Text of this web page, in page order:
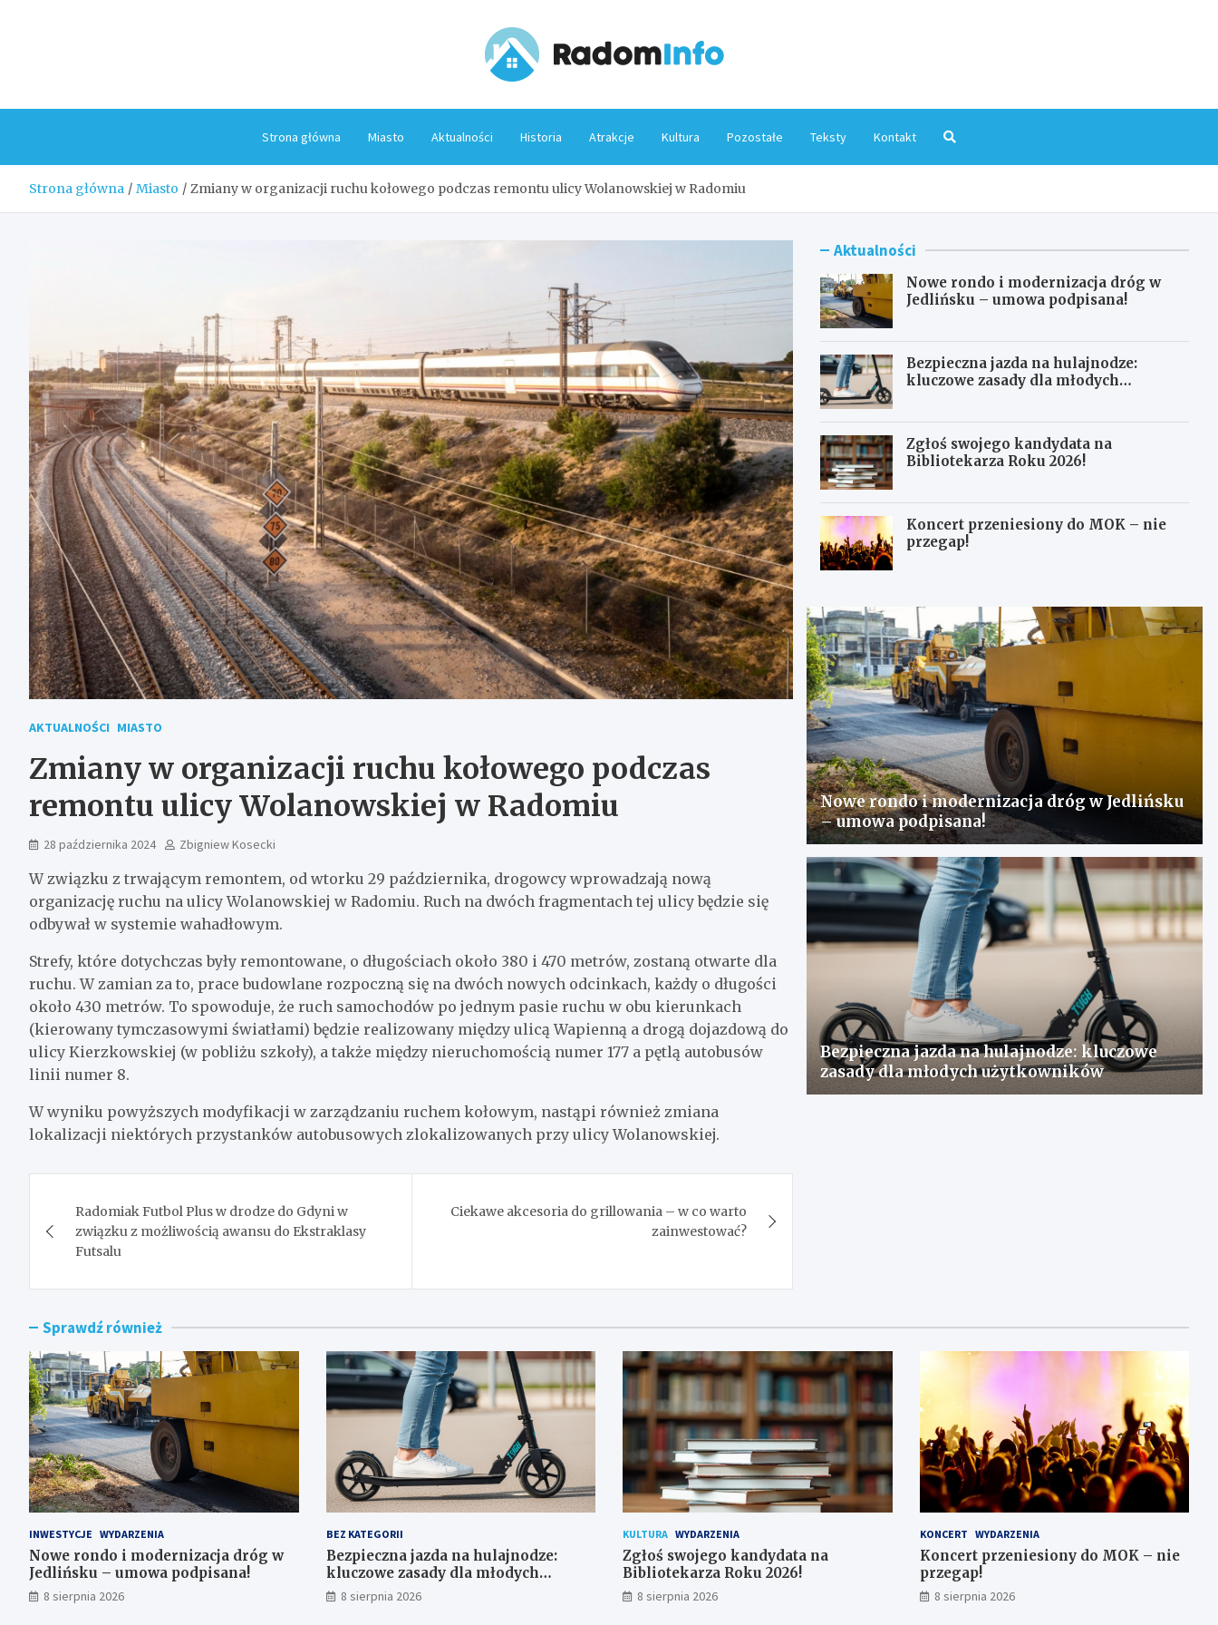
Strona główna Miasto Aktualności Historia Atrakcje Kultura Pozostałe Teksty Kontakt
Strona główna Miasto Zmiany w organizacji ruchu kołowego podczas remontu ulicy Wolanowskiej w Radomiu
AKTUALNOŚCI MIASTO
Zmiany w organizacji ruchu kołowego podczas
remontu ulicy Wolanowskiej w Radomiu
28 października 2024 Zbigniew Kosecki
W związku z trwającym remontem, od wtorku 29 października, drogowcy wprowadzają nową
organizację ruchu na ulicy Wolanowskiej w Radomiu. Ruch na dwóch fragmentach tej ulicy będzie się
odbywał w systemie wahadłowym.
Strefy, które dotychczas były remontowane, o długościach około 380 i 470 metrów, zostaną otwarte dla
ruchu. W zamian za to, prace budowlane rozpoczną się na dwóch nowych odcinkach, każdy o długości
około 430 metrów. To spowoduje, że ruch samochodów po jednym pasie ruchu w obu kierunkach
(kierowany tymczasowymi światłami) będzie realizowany między ulicą Wapienną a drogą dojazdową do
ulicy Kierzkowskiej (w pobliżu szkoły), a także między nieruchomością numer 177 a pętlą autobusów
linii numer 8.
W wyniku powyższych modyfikacji w zarządzaniu ruchem kołowym, nastąpi również zmiana
lokalizacji niektórych przystanków autobusowych zlokalizowanych przy ulicy Wolanowskiej.
wpisu
Radomiak Futbol Plus w drodze do Gdyni w
związku z możliwością awansu do Ekstraklasy
Futsalu
Ciekawe akcesoria do grillowania – w co warto
zainwestować?
Aktualności
Nowe rondo i modernizacja dróg w
Jedlińsku – umowa podpisana!
Bezpieczna jazda na hulajnodze:
kluczowe zasady dla młodych
Zgłoś swojego kandydata na
Bibliotekarza Roku 2026!
Koncert przeniesiony do MOK – nie
przegap!
Nowe rondo i modernizacja dróg w Jedlińsku
– umowa podpisana!
Bezpieczna jazda na hulajnodze: kluczowe
zasady dla młodych użytkowników
Sprawdź również
INWESTYCJE WYDARZENIA
Nowe rondo i modernizacja dróg w
Jedlińsku – umowa podpisana!
8 sierpnia 2026
BEZ KATEGORII
Bezpieczna jazda na hulajnodze:
kluczowe zasady dla młodych
użytkowników
8 sierpnia 2026
KULTURA WYDARZENIA
Zgłoś swojego kandydata na
Bibliotekarza Roku 2026!
8 sierpnia 2026
KONCERT WYDARZENIA
Koncert przeniesiony do MOK – nie
przegap!
8 sierpnia 2026